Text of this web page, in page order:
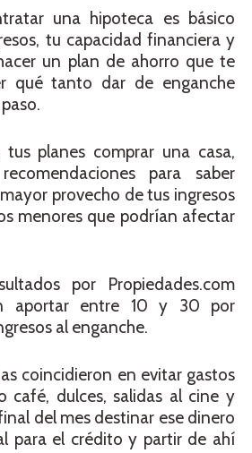
una hipoteca es básico
tu capacidad financiera y
un plan de ahorro que te
qué tanto dar de enganche
planes comprar una casa,
para saber
provecho de tus ingresos
menores que podrían afectar
por Propiedades.com
aportar entre 10 y 30 por
al enganche.
coincidieron en evitar gastos
café, dulces, salidas al cine y
del mes destinar ese dinero
para el crédito y partir de ahí